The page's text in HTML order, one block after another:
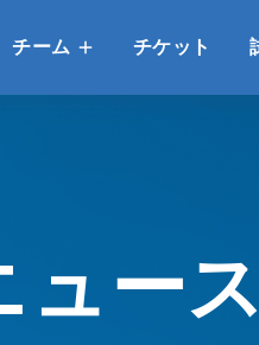
チーム チケット
ュー